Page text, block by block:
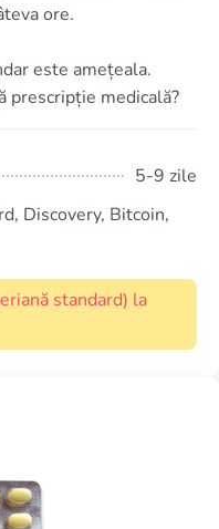
ore.
este amețeala.
prescripție medicală?
5-9 zile
Discovery, Bitcoin,
standard) la